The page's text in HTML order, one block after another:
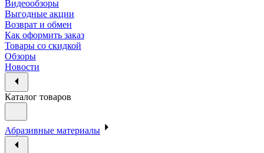
Видеообзоры
Выгодные акции
Возврат и обмен
Как оформить заказ
Товары со скидкой
Обзоры
Новости
Каталог товаров
Абразивные материалы